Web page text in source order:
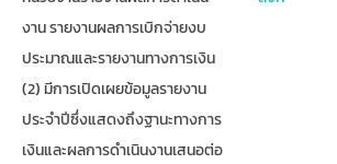
งาน รายงานผลการเบิกจ่ายงบ
ประมาณและรายงานทางการเงิน
(2) มีการเปิดเผยข้อมูลรายงาน
ประจำปีซึ่งแสดงถึงฐานะทางการ
เงินและผลการดำเนินงานเสนอต่อ